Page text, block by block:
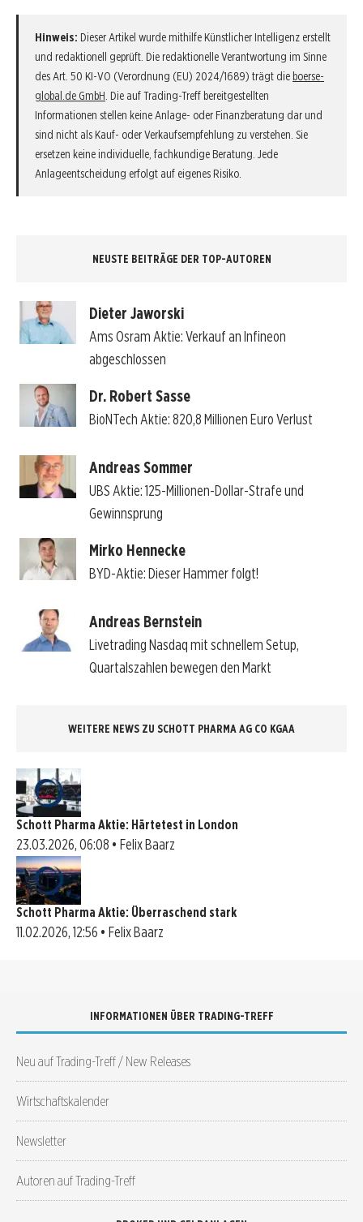
Hinweis: Dieser Artikel wurde mithilfe Künstlicher Intelligenz erstellt
und redaktionell geprüft. Die redaktionelle Verantwortung im Sinne
des Art. 50 KI-VO (Verordnung (EU) 2024/1689) trägt die boerse-
global.de GmbH. Die auf Trading-Treff bereitgestellten
Informationen stellen keine Anlage- oder Finanzberatung dar und
sind nicht als Kauf- oder Verkaufsempfehlung zu verstehen. Sie
ersetzen keine individuelle, fachkundige Beratung. Jede
Anlageentscheidung erfolgt auf eigenes Risiko.
NEUSTE BEITRÄGE DER TOP-AUTOREN
Dieter Jaworski
Ams Osram Aktie: Verkauf an Infineon
abgeschlossen
Dr. Robert Sasse
BioNTech Aktie: 820,8 Millionen Euro Verlust
Andreas Sommer
UBS Aktie: 125-Millionen-Dollar-Strafe und
Gewinnsprung
Mirko Hennecke
BYD-Aktie: Dieser Hammer folgt!
Andreas Bernstein
Livetrading Nasdaq mit schnellem Setup,
Quartalszahlen bewegen den Markt
WEITERE NEWS ZU SCHOTT PHARMA AG CO KGAA
Schott Pharma Aktie: Härtetest in London
23.03.2026, 06:08 • Felix Baarz
Schott Pharma Aktie: Überraschend stark
11.02.2026, 12:56 • Felix Baarz
INFORMATIONEN ÜBER TRADING-TREFF
Neu auf Trading-Treff / New Releases
Wirtschaftskalender
Newsletter
Autoren auf Trading-Treff